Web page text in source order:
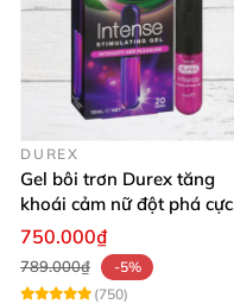
DUREX
Gel bôi trơn Durex tăng
khoái cảm nữ đột phá cực
thích
750.000₫
789.000₫
-5%
(750)